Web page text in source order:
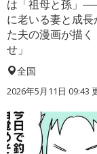
は「祖母と孫」
に老いる妻と成長
た夫の漫画が描
せ」
全国
2026年5月11日 09:43